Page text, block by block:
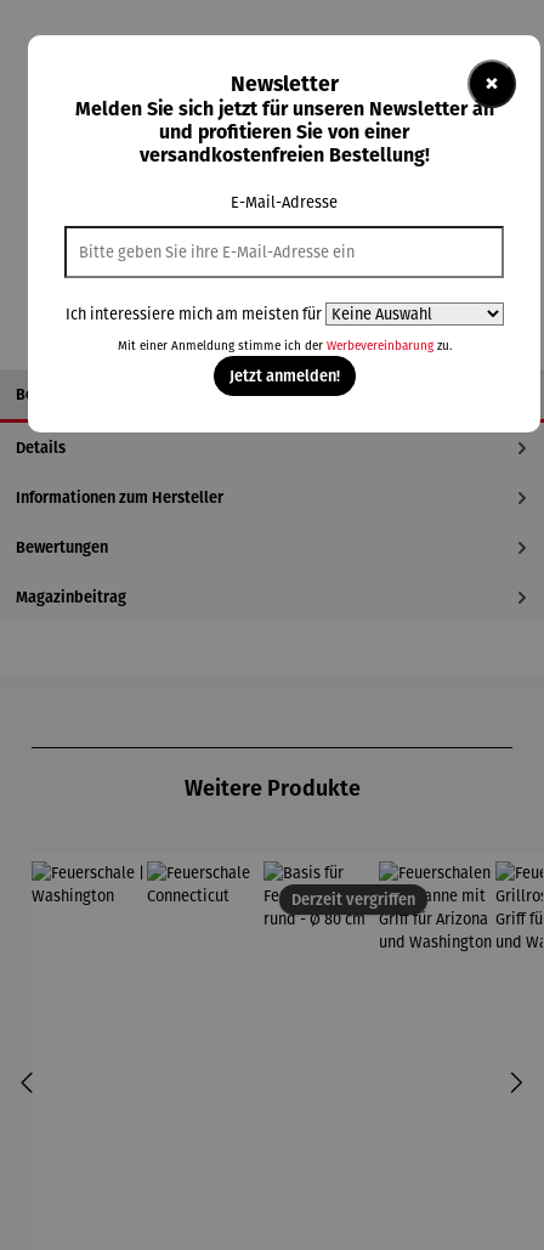
69,95 €
Preise inkl. MwSt. zzgl. Versandkosten
In den Warenkorb
Beschreibung
Details
Informationen zum Hersteller
Bewertungen
Magazinbeitrag
Weitere Produkte
Derzeit vergriffen
×
Newsletter
Melden Sie sich jetzt für unseren Newsletter an
und profitieren Sie von einer
versandkostenfreien Bestellung!
E-Mail-Adresse
Ich interessiere mich am meisten für
Mit einer Anmeldung stimme ich der Werbevereinbarungzu.
Jetzt anmelden!